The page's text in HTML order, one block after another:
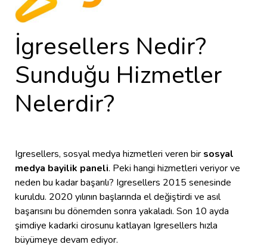
İgresellers Nedir?
Sunduğu Hizmetler
Nelerdir?
Igresellers, sosyal medya hizmetleri veren bir sosyal
medya bayilik paneli. Peki hangi hizmetleri veriyor ve
neden bu kadar başarılı? Igresellers 2015 senesinde
kuruldu. 2020 yılının başlarında el değiştirdi ve asıl
başarısını bu dönemden sonra yakaladı. Son 10 ayda
şimdiye kadarki cirosunu katlayan Igresellers hızla
büyümeye devam ediyor.